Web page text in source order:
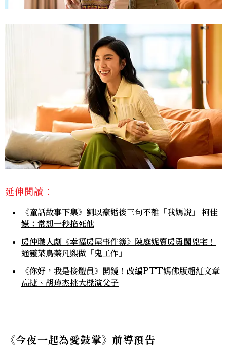
延伸閱讀：
《童話故事下集》劉以豪婚後三句不離「我媽說」 柯佳
嬿：常想一秒掐死他
房仲職人劇《幸福房屋事件簿》陳庭妮賣房勇闖兇宅！
通靈菜鳥蔡凡熙做「鬼工作」
《你好，我是接體員》開鏡！改編PTT媽佛版超紅文章
高捷、胡瑋杰挑大樑演父子
《今夜一起為愛鼓掌》前導預告